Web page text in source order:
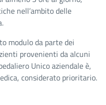
nell’ambito delle
modulo da parte dei
provenienti da alcuni
Unico aziendale è,
considerato prioritario.